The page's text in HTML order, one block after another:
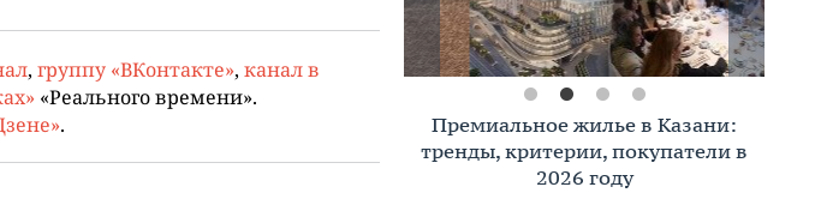
, группу «ВКонтакте», канал в
«Реального времени».
.
Премиальное жилье в Казани:
тренды, критерии, покупатели в
2026 году